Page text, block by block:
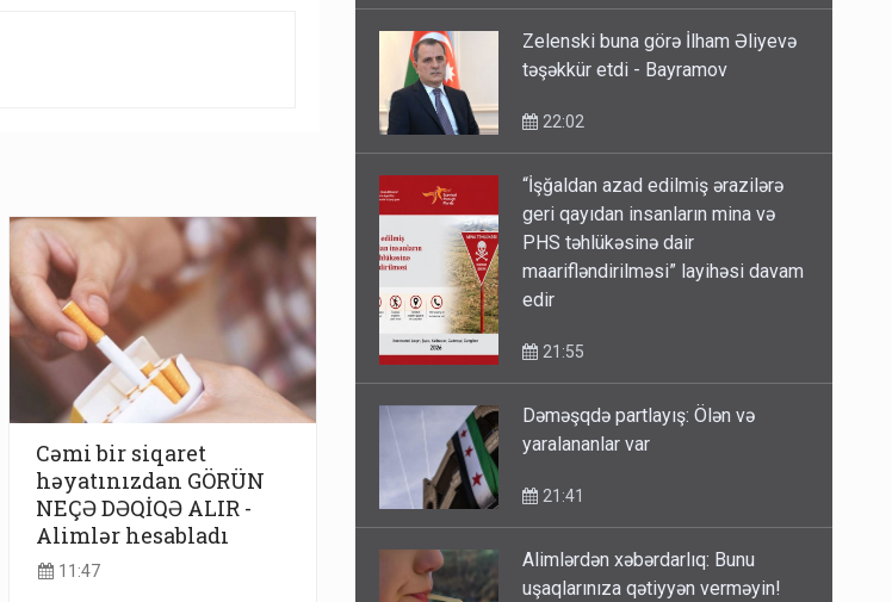
Cəmi bir siqaret
həyatınızdan GÖRÜN
NEÇƏ DƏQİQƏ ALIR -
Alimlər hesabladı
11:47
Zelenski buna görə İlham Əliyevə
təşəkkür etdi - Bayramov
22:02
“İşğaldan azad edilmiş ərazilərə
geri qayıdan insanların mina və
PHS təhlükəsinə dair
maarifləndirilməsi” layihəsi davam
edir
21:55
Dəməşqdə partlayış: Ölən və
yaralananlar var
21:41
Alimlərdən xəbərdarlıq: Bunu
uşaqlarınıza qətiyyən verməyin!